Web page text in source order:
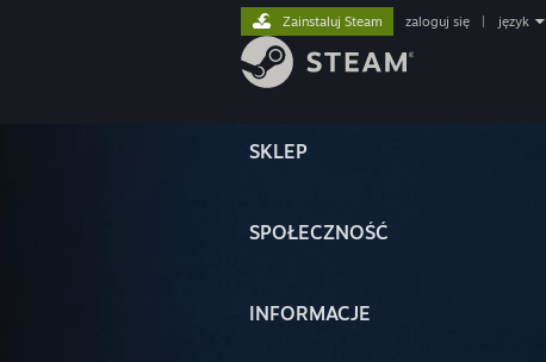
SKLEP
SPOŁECZNOŚĆ
INFORMACJE
Zainstaluj Steam zaloguj się język